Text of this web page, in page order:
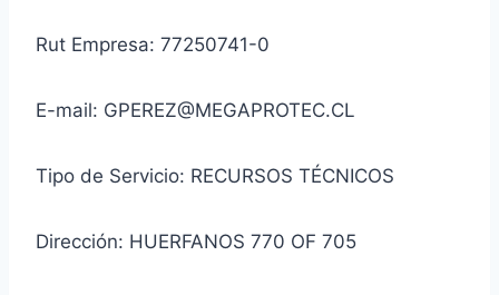
Rut Empresa: 77250741-0
E-mail: GPEREZ@MEGAPROTEC.CL
Tipo de Servicio: RECURSOS TÉCNICOS
Dirección: HUERFANOS 770 OF 705